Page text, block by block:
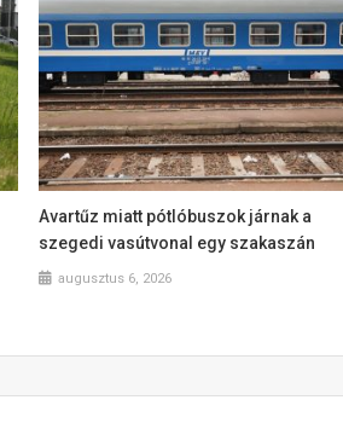
Avartűz miatt pótlóbuszok járnak a
szegedi vasútvonal egy szakaszán
augusztus 6, 2026